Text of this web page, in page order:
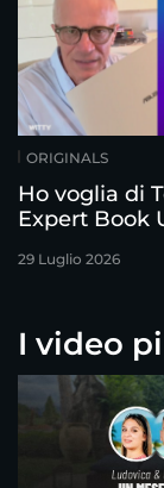
ORIGINALS
Ho voglia di
Expert Book
29 Luglio 2026
I video